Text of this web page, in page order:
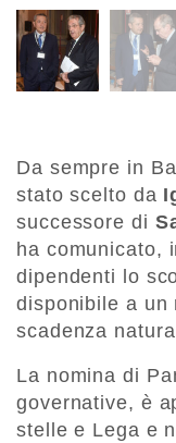
Da sempre in
stato scelto da
successore di
ha comunicato,
dipendenti lo
disponibile a un
scadenza
La nomina di
governative, è
stelle e Lega e